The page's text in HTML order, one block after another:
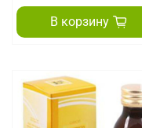
В корзину